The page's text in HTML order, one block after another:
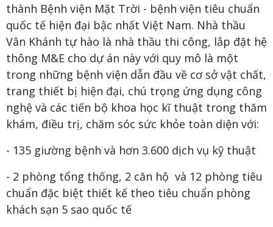
thành Bệnh viện Mặt Trời - bệnh viện tiêu chuẩn
quốc tế hiện đại bậc nhất Việt Nam. Nhà thầu
Vân Khánh tự hào là nhà thầu thi công, lắp đặt hệ
thông M&E cho dự án này với quy mô là một
trong những bệnh viện dẫn đầu về cơ sở vật chất,
trang thiết bị hiện đại, chú trọng ứng dụng công
nghệ và các tiến bộ khoa học kĩ thuật trong thăm
khám, điều trị, chăm sóc sức khỏe toàn diện với:
- 135 giường bệnh và hơn 3.600 dịch vụ kỹ thuật
- 2 phòng tổng thống, 2 căn hộ và 12 phòng tiêu
chuẩn đặc biệt thiết kế theo tiêu chuẩn phòng
khách sạn 5 sao quốc tế